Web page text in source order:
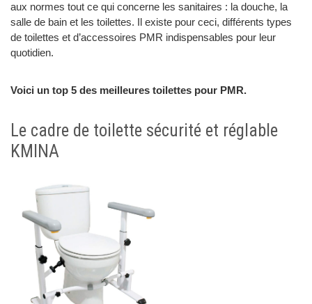
aux normes tout ce qui concerne les sanitaires : la douche, la
salle de bain et les toilettes. Il existe pour ceci, différents types
de toilettes et d’accessoires PMR indispensables pour leur
quotidien.
Voici un top 5 des meilleures toilettes pour PMR.
Le cadre de toilette sécurité et réglable
KMINA